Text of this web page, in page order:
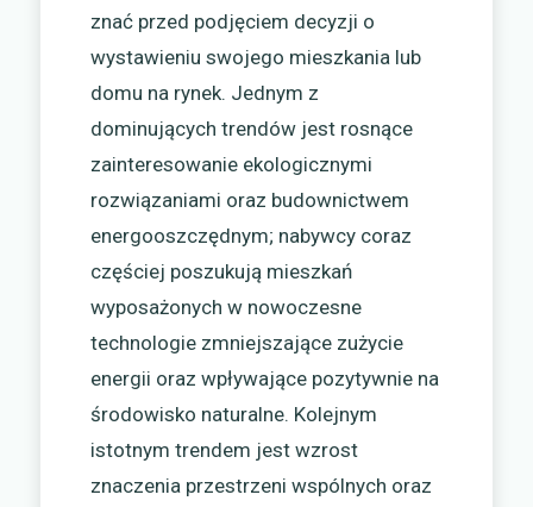
znać przed podjęciem decyzji o
wystawieniu swojego mieszkania lub
domu na rynek. Jednym z
dominujących trendów jest rosnące
zainteresowanie ekologicznymi
rozwiązaniami oraz budownictwem
energooszczędnym; nabywcy coraz
częściej poszukują mieszkań
wyposażonych w nowoczesne
technologie zmniejszające zużycie
energii oraz wpływające pozytywnie na
środowisko naturalne. Kolejnym
istotnym trendem jest wzrost
znaczenia przestrzeni wspólnych oraz